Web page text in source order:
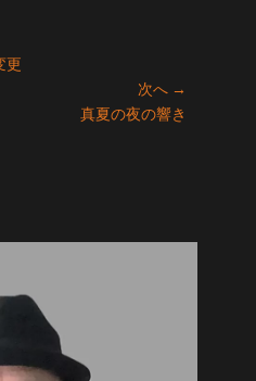
更
次へ →
真夏の夜の響き